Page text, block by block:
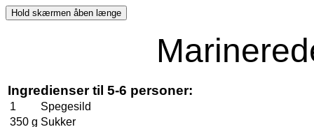
Ingredienser til 5-6 personer:
1
Spegesild
350 g Sukker